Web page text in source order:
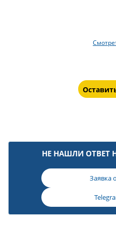
НЕ НАШЛИ ОТВЕТ
Заявка